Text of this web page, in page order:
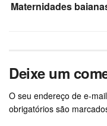
Maternidades
Deixe um
O seu endereço de e-
obrigatórios são